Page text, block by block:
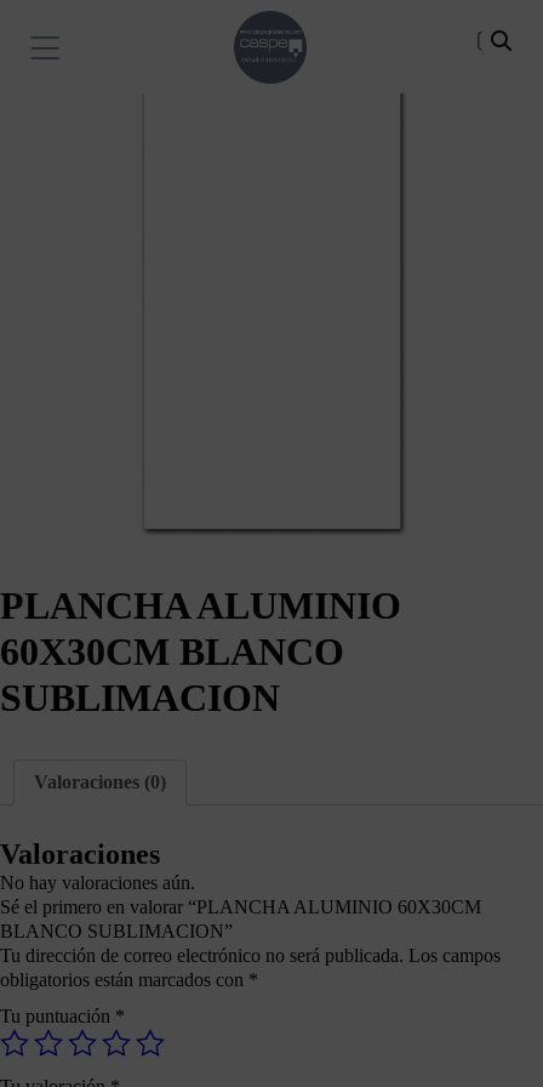
PLANCHA ALUMINIO
60X30CM BLANCO
SUBLIMACION
Valoraciones (0)
Valoraciones
No hay valoraciones aún.
Sé el primero en valorar “PLANCHA ALUMINIO 60X30CM
BLANCO SUBLIMACION”
Tu dirección de correo electrónico no será publicada. Los campos
obligatorios están marcados con *
Tu puntuación *